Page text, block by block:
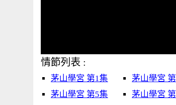
情節列表 :
茅山學宮 第1集 茅山學宮
茅山學宮 第5集
茅山學宮